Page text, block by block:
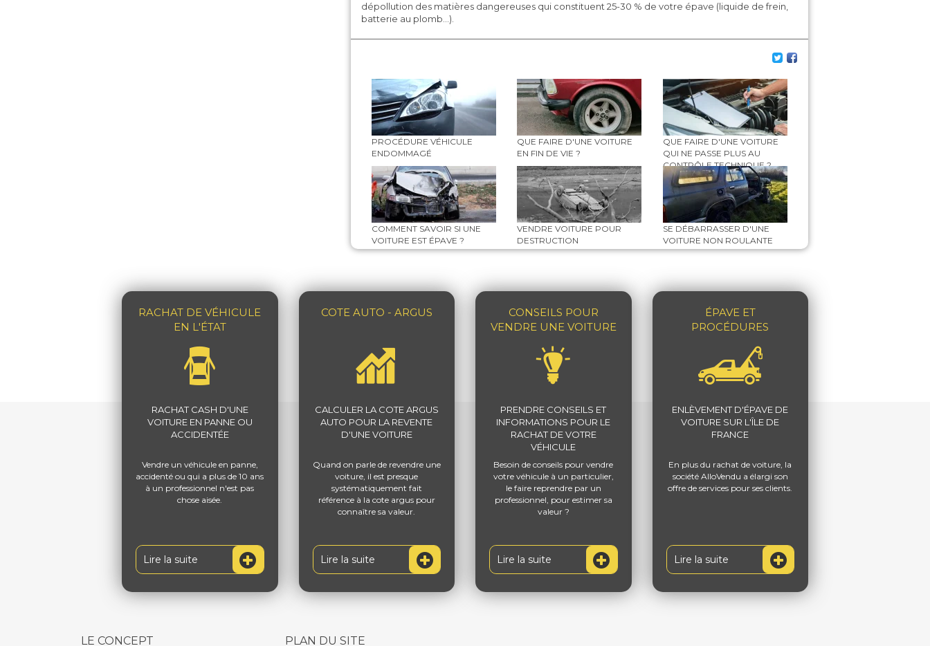
dépollution des matières dangereuses qui constituent 25-30 % de votre épave (liquide de frein,
batterie au plomb…).
PROCÉDURE VÉHICULE
ENDOMMAGÉ
QUE FAIRE D'UNE VOITURE
EN FIN DE VIE ?
QUE FAIRE D'UNE VOITURE
QUI NE PASSE PLUS AU
CONTRÔLE TECHNIQUE ?
COMMENT SAVOIR SI UNE
VOITURE EST ÉPAVE ?
VENDRE VOITURE POUR
DESTRUCTION
SE DÉBARRASSER D'UNE
VOITURE NON ROULANTE
RACHAT DE VÉHICULE
EN L'ÉTAT
RACHAT CASH D'UNE
VOITURE EN PANNE OU
ACCIDENTÉE
Vendre un véhicule en panne,
accidenté ou qui a plus de 10 ans
à un professionnel n'est pas
chose aisée.
Lire la suite
COTE AUTO - ARGUS
CALCULER LA COTE ARGUS
AUTO POUR LA REVENTE
D'UNE VOITURE
Quand on parle de revendre une
voiture, il est presque
systématiquement fait
référence à la cote argus pour
connaître sa valeur.
Lire la suite
CONSEILS POUR
VENDRE UNE VOITURE
PRENDRE CONSEILS ET
INFORMATIONS POUR LE
RACHAT DE VOTRE
VÉHICULE
Besoin de conseils pour vendre
votre véhicule à un particulier,
le faire reprendre par un
professionnel, pour estimer sa
valeur ?
Lire la suite
ÉPAVE ET
PROCÉDURES
ENLÈVEMENT D'ÉPAVE DE
VOITURE SUR L'ÎLE DE
FRANCE
En plus du rachat de voiture, la
société AlloVendu a élargi son
offre de services pour ses clients.
Lire la suite
LE CONCEPT PLAN DU SITE